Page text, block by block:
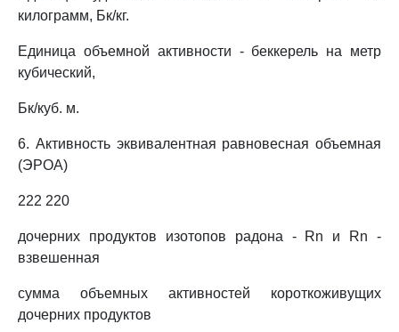
килограмм, Бк/кг.
Единица объемной активности - беккерель на метр
кубический,
Бк/куб. м.
6. Активность эквивалентная равновесная объемная
(ЭРОА)
222 220
дочерних продуктов изотопов радона - Rn и Rn -
взвешенная
сумма объемных активностей короткоживущих
дочерних продуктов